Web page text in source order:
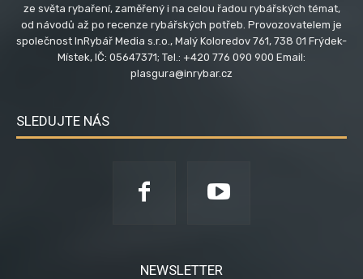
ze světa rybaření, zaměřený i na celou řadou rybářských témat,
od návodů až po recenze rybářských potřeb. Provozovatelem je
společnost InRybář Media s.r.o., Malý Koloredov 761, 738 01 Frýdek-
Místek, IČ: 05647371; Tel.: +420 776 090 900 Email:
plasgura@inrybar.cz
SLEDUJTE NÁS
NEWSLETTER